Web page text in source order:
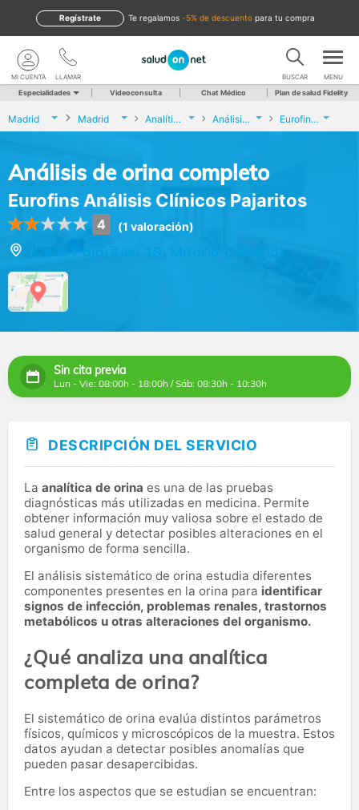
te regalamos -5% de descuento para tu compra
Regístrate
LLAMAR
MI CUENTA BUSCAR MENU
Especialidades Videoconsulta Chat Médico Plan de salud Fidelity
Madrid Madrid Analíticas y Genética Análisis de orina completo Eurofins Análisis Clínicos Pajaritos
Análisis de orina completo
Eurofins Análisis Clínicos Pajaritos
4 (1 valoración)
Calle Pajaritos, 19, Madrid (Madrid)
Sin cita previa
Lun - Vie: 08:00h - 18:00h / Sáb: 08:30h - 10:30h
DESCRIPCIÓN DEL SERVICIO
La analítica de orina es una de las pruebas
diagnósticas más utilizadas en medicina. Permite
obtener información muy valiosa sobre el estado de
salud general y detectar posibles alteraciones en el
organismo de forma sencilla.
El análisis sistemático de orina estudia diferentes
componentes presentes en la orina para identificar
signos de infección, problemas renales, trastornos
metabólicos u otras alteraciones del organismo.
¿Qué analiza una analítica
completa de orina?
El sistemático de orina evalúa distintos parámetros
físicos, químicos y microscópicos de la muestra. Estos
datos ayudan a detectar posibles anomalías que
pueden pasar desapercibidas.
Entre los aspectos que se estudian se encuentran: